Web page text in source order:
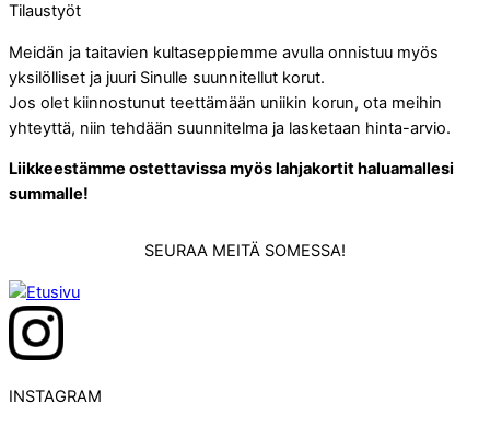
Tilaustyöt
Meidän ja taitavien kultaseppiemme avulla onnistuu myös
yksilölliset ja juuri Sinulle suunnitellut korut.
Jos olet kiinnostunut teettämään uniikin korun, ota meihin
yhteyttä, niin tehdään suunnitelma ja lasketaan hinta-arvio.
Liikkeestämme ostettavissa myös lahjakortit haluamallesi
summalle!
SEURAA MEITÄ SOMESSA!
INSTAGRAM